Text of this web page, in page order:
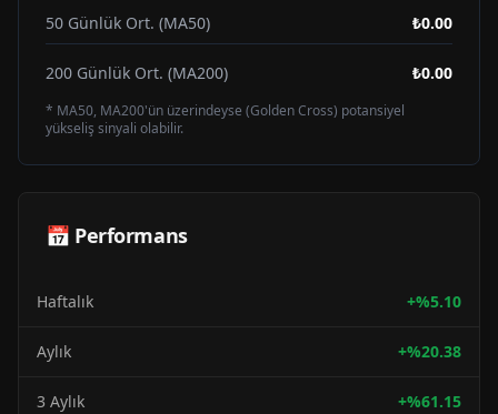
50 Günlük Ort. (MA50) ₺0.00
200 Günlük Ort. (MA200) ₺0.00
* MA50, MA200'ün üzerindeyse (Golden Cross) potansiyel
yükseliş sinyali olabilir.
📅 Performans
Haftalık +%5.10
Aylık +%20.38
3 Aylık +%61.15